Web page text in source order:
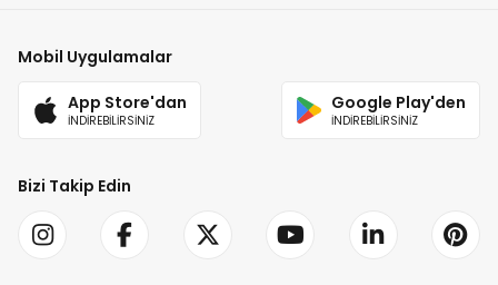
Mobil Uygulamalar
App Store'dan
İNDİREBİLİRSİNİZ
Google Play'den
İNDİREBİLİRSİNİZ
Bizi Takip Edin